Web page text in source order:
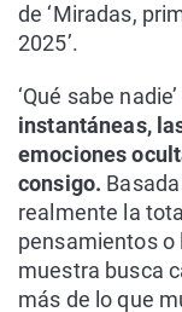
de ‘Miradas,
2025’.
‘Qué sabe
instantáneas,
emociones
consigo.
realmente la
pensamientos o
muestra busca
más de lo que